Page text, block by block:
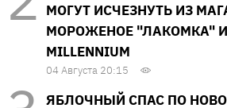
МОГУТ ИСЧЕЗНУТЬ ИЗ
МОРОЖЕНОЕ "ЛАКОМКА"
MILLENNIUM
04 Августа 20:15
ЯБЛОЧНЫЙ СПАС ПО